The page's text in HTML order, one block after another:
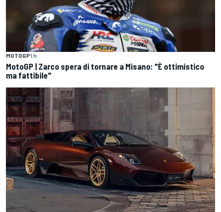
MOTOGP1 h
MotoGP | Zarco spera di tornare a Misano: "È ottimistico
ma fattibile"